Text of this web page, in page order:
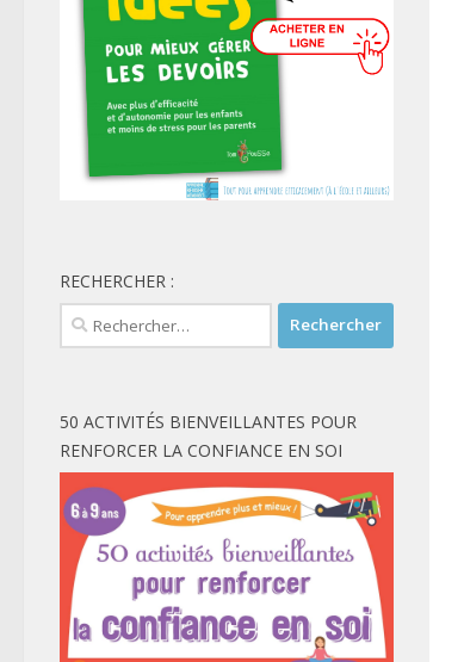
RECHERCHER :
Rechercher :
50 ACTIVITÉS BIENVEILLANTES POUR
RENFORCER LA CONFIANCE EN SOI